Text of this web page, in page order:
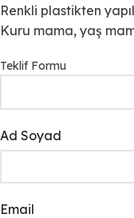
Renkli plastikten
Kuru mama, yaş
Teklif Formu
Ad Soyad
Email